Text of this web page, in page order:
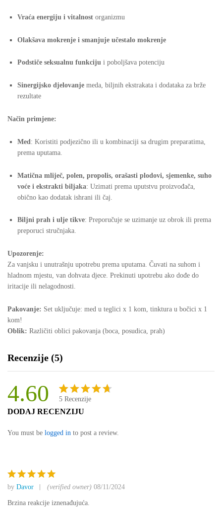
Vraća energiju i vitalnost organizmu
Olakšava mokrenje i smanjuje učestalo mokrenje
Podstiče seksualnu funkciju i poboljšava potenciju
Sinergijsko djelovanje meda, biljnih ekstrakata i dodataka za brže
rezultate
Način primjene:
Med : Koristiti podjezično ili u kombinaciji sa drugim preparatima,
prema uputama.
Matična mliječ, polen, propolis, orašasti plodovi, sjemenke, suho
voće i ekstrakti biljaka: Uzimati prema uputstvu proizvođača,
obično kao dodatak ishrani ili čaj.
Biljni prah i ulje tikve: Preporučuje se uzimanje uz obrok ili prema
preporuci stručnjaka.
Upozorenje:
Za vanjsku i unutrašnju upotrebu prema uputama. Čuvati na suhom i
hladnom mjestu, van dohvata djece. Prekinuti upotrebu ako dođe do
iritacije ili nelagodnosti.
Pakovanje: Set uključuje: med u teglici x 1 kom, tinktura u bočici x 1
kom!
Oblik: Različiti oblici pakovanja (boca, posudica, prah)
Recenzije (5)
4.60
Korisničk
e ocjene:
4.60od
5
5 Recenzije
DODAJ RECENZIJU
You must be logged in to post a review.
Ocjenjeno
5od 5
by Davor (verified owner) 08/11/2024
Brzina reakcije iznenađujuća.